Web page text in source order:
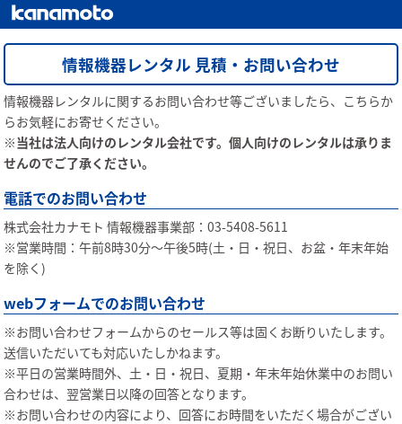
情報機器レンタル 見積・お問い合わせ
情報機器レンタルに関するお問い合わせ等ございましたら、こちらか
らお気軽にお寄せください。
※当社は法人向けのレンタル会社です。個人向けのレンタルは承りま
せんのでご了承ください。
電話でのお問い合わせ
株式会社カナモト 情報機器事業部：03-5408-5611
※営業時間：午前8時30分〜午後5時(土・日・祝日、お盆・年末年始
を除く)
webフォームでのお問い合わせ
※お問い合わせフォームからのセールス等は固くお断りいたします。
送信いただいても対応いたしかねます。
※平日の営業時間外、土・日・祝日、夏期・年末年始休業中のお問い
合わせは、翌営業日以降の回答となります。
※お問い合わせの内容により、回答にお時間をいただく場合がござい